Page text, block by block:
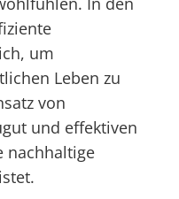
um
Leben zu
von
und effektiven
nachhaltige